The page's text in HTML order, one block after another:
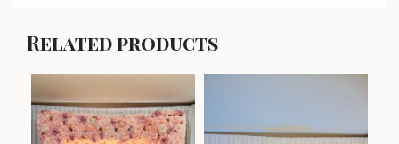
Related products